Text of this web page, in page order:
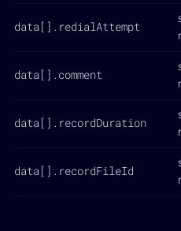
data[].redialAttempt
data[].comment
data[].recordDuration
data[].recordFileId